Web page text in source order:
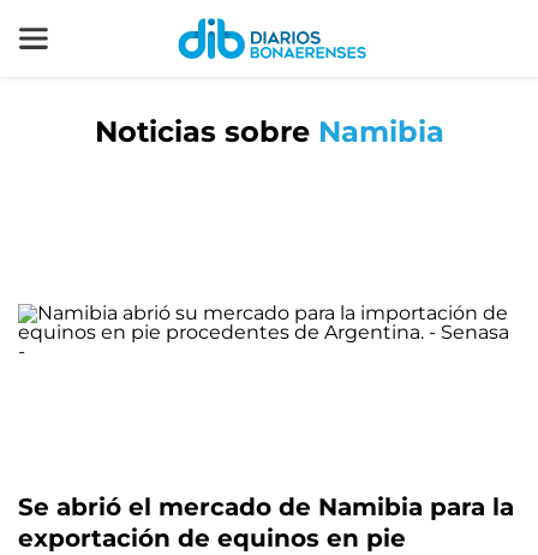
Noticias sobre Namibia
Se abrió el mercado de Namibia para la
exportación de equinos en pie